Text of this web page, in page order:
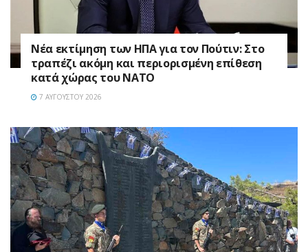
Νέα εκτίμηση των ΗΠΑ για τον Πούτιν: Στο
τραπέζι ακόμη και περιορισμένη επίθεση
κατά χώρας του ΝΑΤΟ
7 ΑΥΓΟΎΣΤΟΥ 2026